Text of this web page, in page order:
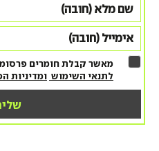
מאשר קבלת חומרים
לתנאי השימוש ומדיניות